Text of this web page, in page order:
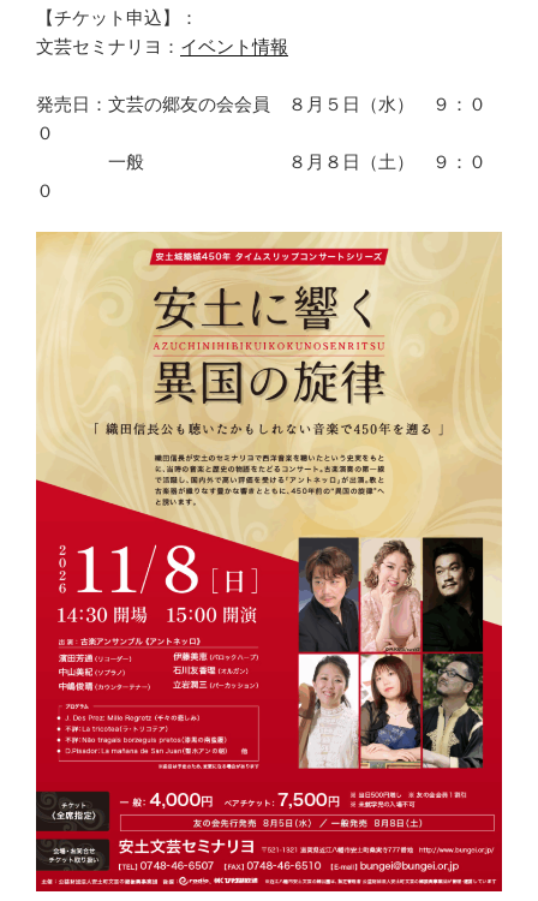
【チケット申込】：
文芸セミナリヨ： イベント情報
発売日：文芸の郷友の会会員 ８月５日（水） ９：０
０
一般 ８月８日（土） ９：０
０